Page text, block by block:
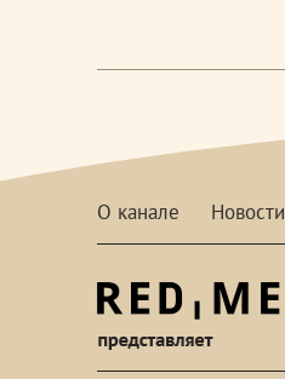
О канале Новости